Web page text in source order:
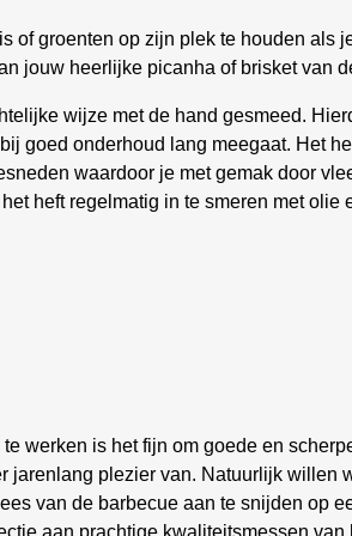
of groenten op zijn plek te houden als
jouw heerlijke picanha of brisket van
wijze met de hand gesmeed.
goed onderhoud lang meegaat. Het
waardoor je met gemak door
heft regelmatig in te smeren met
werken is het fijn om goede en
jarenlang plezier van. Natuurlijk willen
van de barbecue aan te snijden op
aan prachtige kwaliteitsmessen